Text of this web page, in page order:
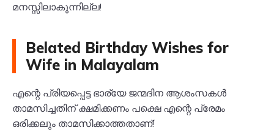
മനസ്സിലാകുന്നില്ല!
Belated Birthday Wishes for
Wife in Malayalam
എന്റെ പ്രിയപ്പെട്ട ഭാര്യേ ജന്മദിന ആശംസകൾ
താമസിച്ചതിന് ക്ഷമിക്കണം പക്ഷെ എന്റെ പ്രേമം
ഒരിക്കലും താമസിക്കാത്തതാണ്!